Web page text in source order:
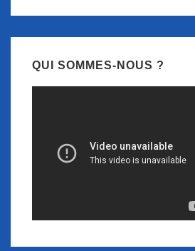
QUI SOMMES-NOUS ?